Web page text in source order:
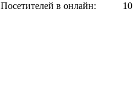
Посетителей в онлайн:
10